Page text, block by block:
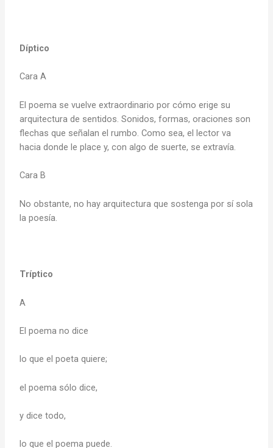
Díptico
Cara A
El poema se vuelve extraordinario por cómo erige su
arquitectura de sentidos. Sonidos, formas, oraciones son
flechas que señalan el rumbo. Como sea, el lector va
hacia donde le place y, con algo de suerte, se extravía.
Cara B
No obstante, no hay arquitectura que sostenga por sí sola
la poesía.
Tríptico
A
El poema no dice
lo que el poeta quiere;
el poema sólo dice,
y dice todo,
lo que el poema puede.